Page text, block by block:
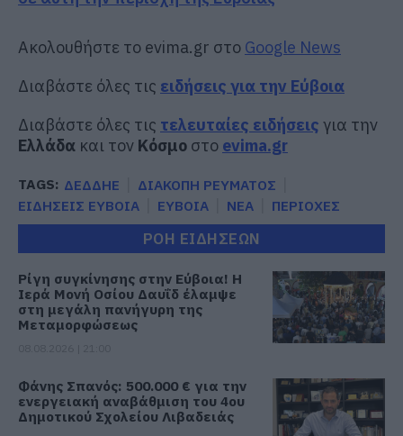
Ακολουθήστε το evima.gr στο Google News
Διαβάστε όλες τις ειδήσεις για την Εύβοια
Διαβάστε όλες τις τελευταίες ειδήσεις για την
Ελλάδα και τον Κόσμο στο evima.gr
TAGS: ΔΕΔΔΗΕ
ΔΙΑΚΟΠΗ ΡΕΥΜΑΤΟΣ
ΕΙΔΗΣΕΙΣ ΕΥΒΟΙΑ
ΕΥΒΟΙΑ ΝΕΑ ΠΕΡΙΟΧΕΣ
ΡΟΗ ΕΙΔΗΣΕΩΝ
Ρίγη συγκίνησης στην Εύβοια! Η
Ιερά Μονή Οσίου Δαυΐδ έλαμψε
στη μεγάλη πανήγυρη της
Μεταμορφώσεως
Φάνης Σπανός: 500.000 € για την
ενεργειακή αναβάθμιση του 4ου
Δημοτικού Σχολείου Λιβαδειάς